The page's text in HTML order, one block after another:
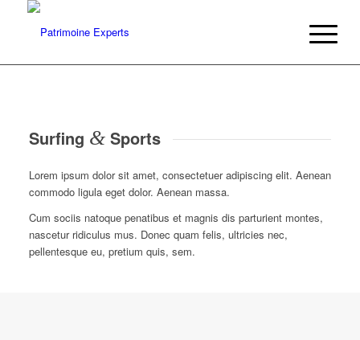
Surfing &Sports
Lorem ipsum dolor sit amet, consectetuer adipiscing elit. Aenean
commodo ligula eget dolor. Aenean massa.
Cum sociis natoque penatibus et magnis dis parturient montes,
nascetur ridiculus mus. Donec quam felis, ultricies nec,
pellentesque eu, pretium quis, sem.